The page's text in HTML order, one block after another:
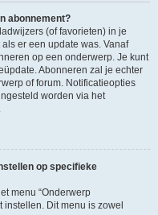
abonnement?
(of favorieten) in je
er een update was. Vanaf
op een onderwerp. Je kunt
Abonneren zal je echter
of forum. Notificatieopties
worden via het
op specifieke
menu “Onderwerp
Dit menu is zowel